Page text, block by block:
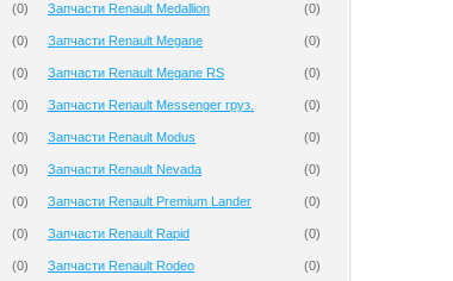
(0)
(0)
(0)
(0)
(0)
(0)
(0)
(0)
(0)
Запчасти Renault Medallion (0)
Запчасти Renault Megane (0)
Запчасти Renault Megane RS (0)
Запчасти Renault Messenger груз. (0)
Запчасти Renault Modus (0)
Запчасти Renault Nevada (0)
Запчасти Renault Premium Lander (0)
Запчасти Renault Rapid (0)
Запчасти Renault Rodeo (0)